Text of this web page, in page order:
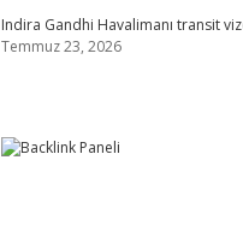
Indira Gandhi Havalimanı transit
Temmuz 23, 2026